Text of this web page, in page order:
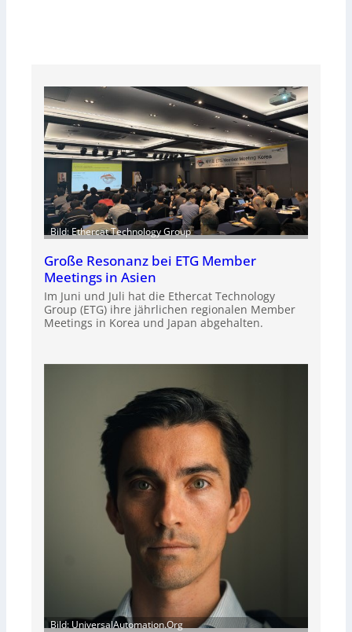
Bild: Ethercat Technology Group
Große Resonanz bei ETG Member
Meetings in Asien
Im Juni und Juli hat die Ethercat Technology
Group (ETG) ihre jährlichen regionalen Member
Meetings in Korea und Japan abgehalten.
Bild: UniversalAutomation.Org